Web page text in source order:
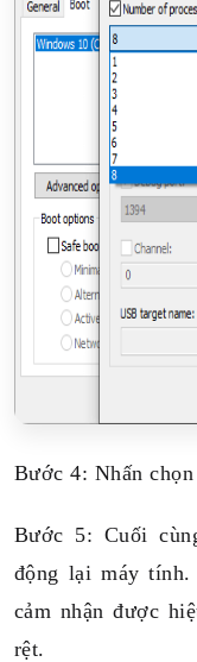
Bước 4: Nhấn
Bước 5: Cuối
động lại máy
cảm nhận được
rệt.